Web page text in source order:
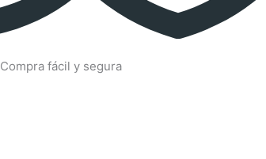
Compra fácil y segura